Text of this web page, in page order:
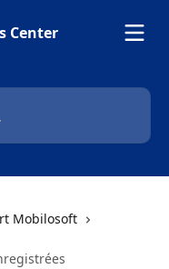
Mobilosoft